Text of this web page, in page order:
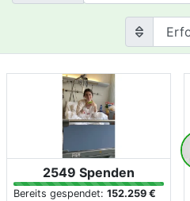
2549 Spenden
Bereits gespendet: 152.259 €